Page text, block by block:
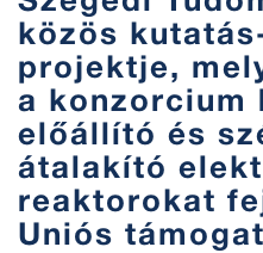
közös
projektje,
a konzorcium
előállító és
átalakító
reaktorokat
Uniós